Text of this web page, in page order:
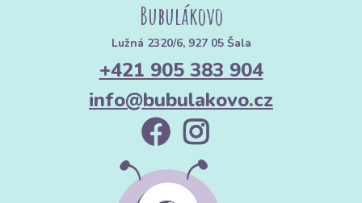
Bubulákovo
Lužná 2320/6, 927 05 Šala
+421 905 383 904
info@bubulakovo.cz